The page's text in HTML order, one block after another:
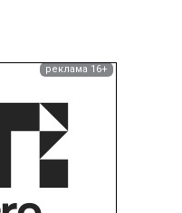
реклама 16+